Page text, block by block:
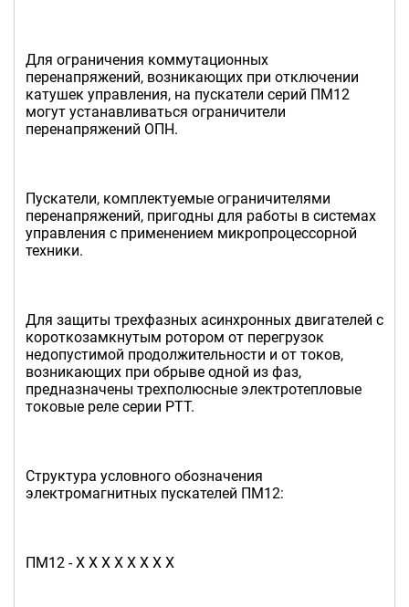
Для ограничения коммутационных
перенапряжений, возникающих при отключении
катушек управления, на пускатели серий ПМ12
могут устанавливаться ограничители
перенапряжений ОПН.
Пускатели, комплектуемые ограничителями
перенапряжений, пригодны для работы в системах
управления с применением микропроцессорной
техники.
Для защиты трехфазных асинхронных двигателей с
короткозамкнутым ротором от перегрузок
недопустимой продолжительности и от токов,
возникающих при обрыве одной из фаз,
предназначены трехполюсные электротепловые
токовые реле серии РТТ.
Структура условного обозначения
электромагнитных пускателей ПМ12:
ПМ12 - Х Х Х Х Х Х Х Х